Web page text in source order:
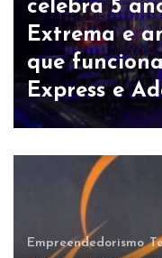
celebra 5
Extrema e
que
Express e
Empreendedorismo